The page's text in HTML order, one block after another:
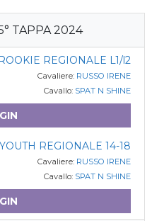
TAPPA 2024
ROOKIE REGIONALE L1/l2
Cavaliere: RUSSO IRENE
Cavallo: SPAT N SHINE
YOUTH REGIONALE 14-18
Cavaliere: RUSSO IRENE
Cavallo: SPAT N SHINE